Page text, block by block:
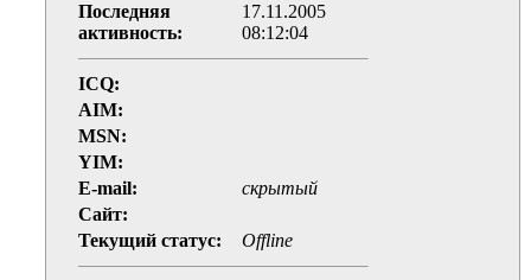
будем более активными
Последняя
активность:
17.11.2005
08:12:04
ICQ:
AIM:
MSN:
YIM:
E-mail:
скрытый
Сайт:
Текущий статус:
Offline